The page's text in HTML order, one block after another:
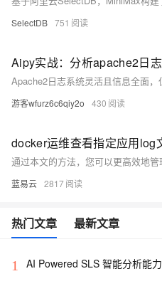
SelectDB 751
Aipy实战：分析apache2日
游客wfurz6c6qiy2o 430
docker运维查看指定应用log
蓝易云 2817
热门文章 最新文章
1 AI Powered SLS 智能分析能